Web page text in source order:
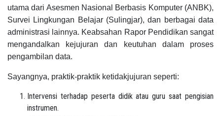
utama dari Asesmen Nasional Berbasis Komputer (ANBK),
Survei Lingkungan Belajar (Sulingjar), dan berbagai data
administrasi lainnya. Keabsahan Rapor Pendidikan sangat
mengandalkan kejujuran dan keutuhan dalam proses
pengambilan data.
Sayangnya, praktik-praktik ketidakjujuran seperti:
Intervensi terhadap peserta didik atau guru saat pengisian
instrumen.